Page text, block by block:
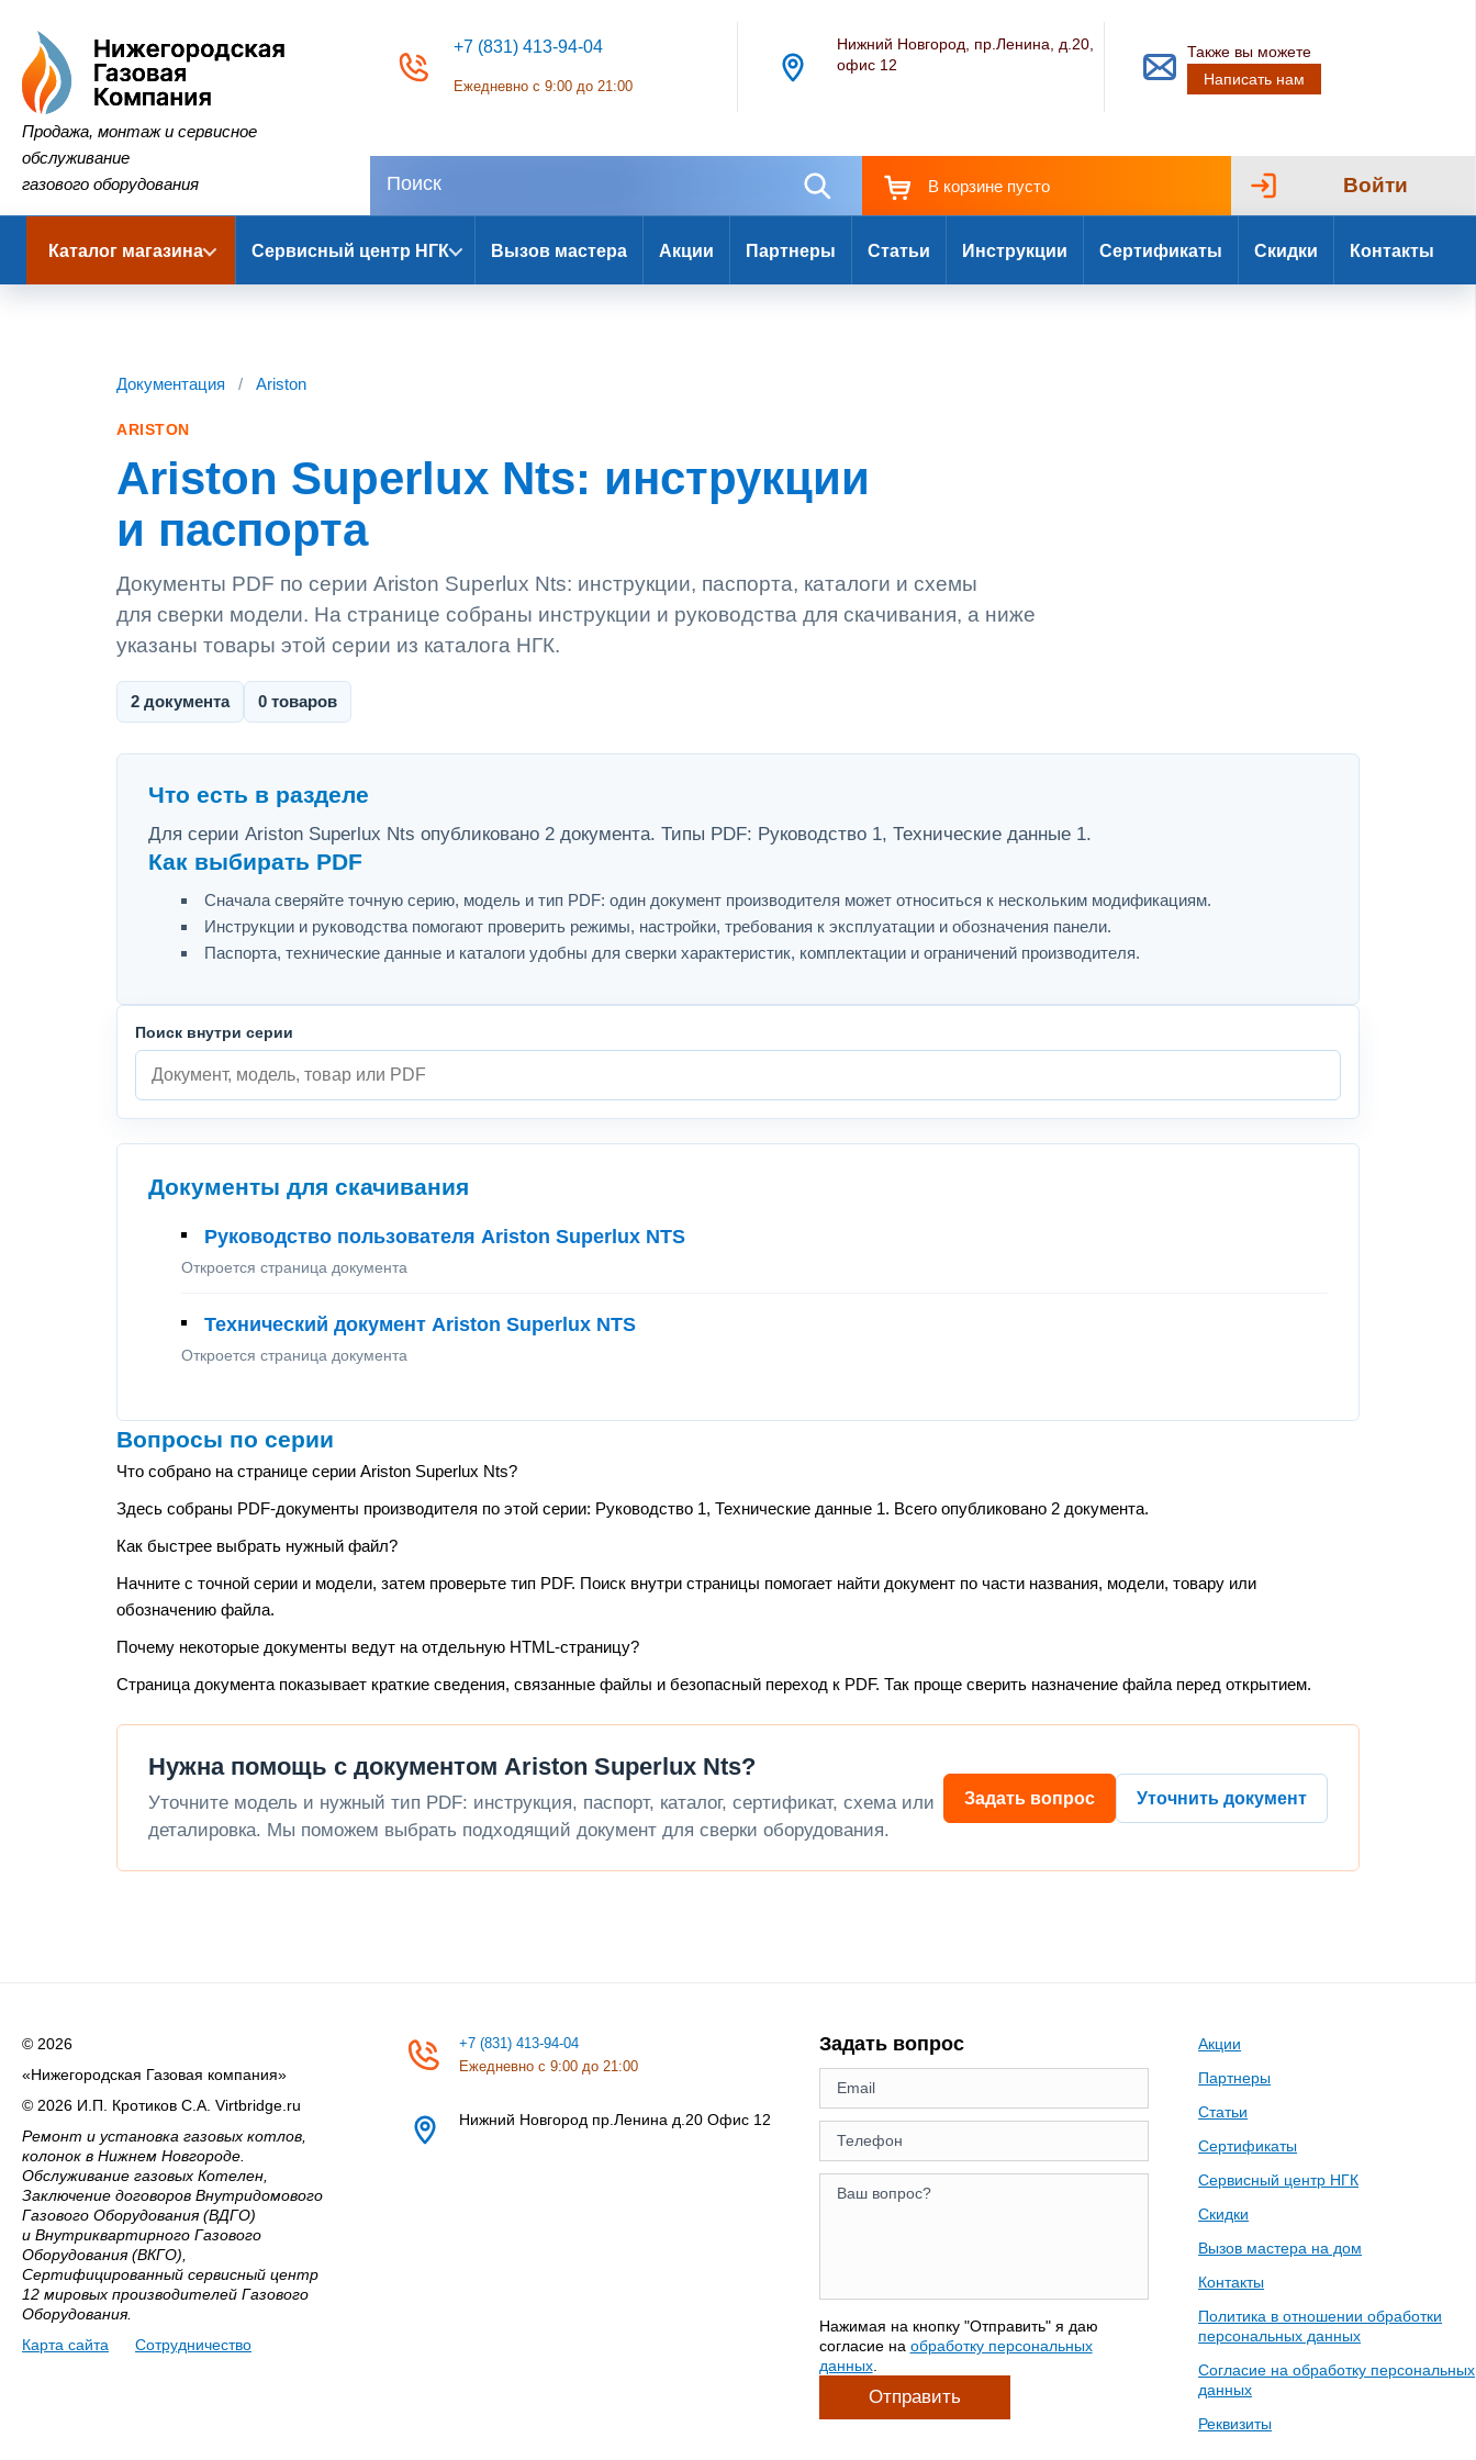
Нижегородская Газовая Компания
Продажа, монтаж и сервисное
обслуживание
газового оборудования
+7 (831) 413-94-04
Ежедневно с 9:00 до 21:00
Нижний Новгород, пр.Ленина, д.20,
офис 12
Также вы можете
Написать нам
В корзине пусто Войти
Каталог магазина Сервисный центр НГК Вызов мастера Акции Партнеры Статьи Инструкции Сертификаты Скидки Контакты
Документация / Ariston
ARISTON
Ariston Superlux Nts: инструкции
и паспорта
Документы PDF по серии Ariston Superlux Nts: инструкции, паспорта, каталоги и схемы
для сверки модели. На странице собраны инструкции и руководства для скачивания, а ниже
указаны товары этой серии из каталога НГК.
2 документа 0 товаров
Что есть в разделе
Для серии Ariston Superlux Nts опубликовано 2 документа. Типы PDF: Руководство 1, Технические данные 1.
Как выбирать PDF
Сначала сверяйте точную серию, модель и тип PDF: один документ производителя может относиться к нескольким модификациям.
Инструкции и руководства помогают проверить режимы, настройки, требования к эксплуатации и обозначения панели.
Паспорта, технические данные и каталоги удобны для сверки характеристик, комплектации и ограничений производителя.
Поиск внутри серии
Документы для скачивания
Руководство пользователя Ariston Superlux NTS
Откроется страница документа
Технический документ Ariston Superlux NTS
Откроется страница документа
Вопросы по серии
Что собрано на странице серии Ariston Superlux Nts?
Здесь собраны PDF-документы производителя по этой серии: Руководство 1, Технические данные 1. Всего опубликовано 2 документа.
Как быстрее выбрать нужный файл?
Начните с точной серии и модели, затем проверьте тип PDF. Поиск внутри страницы помогает найти документ по части названия, модели, товару или
обозначению файла.
Почему некоторые документы ведут на отдельную HTML-страницу?
Страница документа показывает краткие сведения, связанные файлы и безопасный переход к PDF. Так проще сверить назначение файла перед открытием.
Нужна помощь с документом Ariston Superlux Nts?
Уточните модель и нужный тип PDF: инструкция, паспорт, каталог, сертификат, схема или
деталировка. Мы поможем выбрать подходящий документ для сверки оборудования.
Задать вопрос Уточнить документ
© 2026
«Нижегородская Газовая компания»
© 2026 И.П. Кротиков С.А. Virtbridge.ru
Ремонт и установка газовых котлов,
колонок в Нижнем Новгороде.
Обслуживание газовых Котелен,
Заключение договоров Внутридомового
Газового Оборудования (ВДГО)
и Внутриквартирного Газового
Оборудования (ВКГО),
Сертифицированный сервисный центр
12 мировых производителей Газового
Оборудования.
Карта сайта
Сотрудничество
+7 (831) 413-94-04
Ежедневно с 9:00 до 21:00
Нижний Новгород пр.Ленина д.20 Офис 12
Задать вопрос
Нажимая на кнопку "Отправить" я даю
согласие на обработку персональных
данных.
Отправить
Акции
Партнеры
Статьи
Сертификаты
Сервисный центр НГК
Скидки
Вызов мастера на дом
Контакты
Политика в отношении обработки
персональных данных
Согласие на обработку персональных
данных
Реквизиты